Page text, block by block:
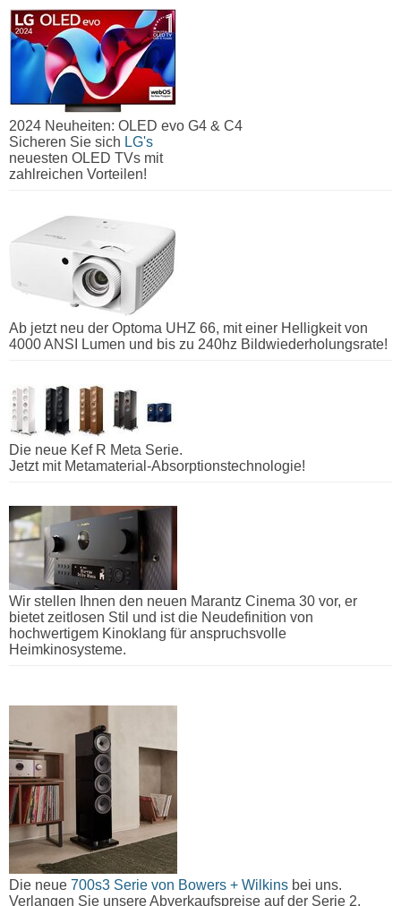
2024 Neuheiten: OLED evo G4 & C4
Sicheren Sie sich LG's
neuesten OLED TVs mit
zahlreichen Vorteilen!
Ab jetzt neu der Optoma UHZ 66, mit einer Helligkeit von
4000 ANSI Lumen und bis zu 240hz Bildwiederholungsrate!
Die neue Kef R Meta Serie.
Jetzt mit Metamaterial-Absorptionstechnologie!
Wir stellen Ihnen den neuen Marantz Cinema 30 vor, er
bietet zeitlosen Stil und ist die Neudefinition von
hochwertigem Kinoklang für anspruchsvolle
Heimkinosysteme.
Die neue 700s3 Serie von Bowers + Wilkins bei uns.
Verlangen Sie unsere Abverkaufspreise auf der Serie 2.